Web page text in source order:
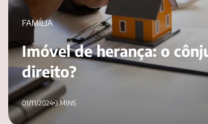
FAMÍLIA
Imóvel de herança: o
direito?
01/11/20243 MINS